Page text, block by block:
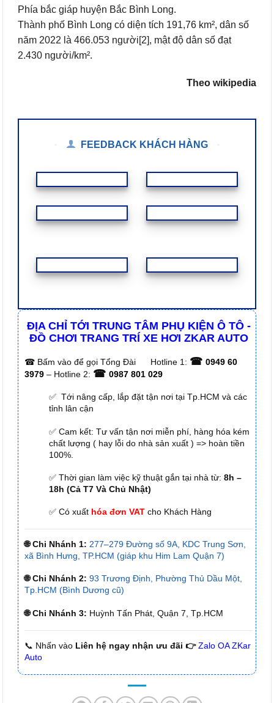
Phía bắc giáp huyện Bắc Bình Long.
Thành phố Bình Long có diện tích 191,76 km², dân số
năm 2022 là 466.053 người[2], mật độ dân số đạt
2.430 người/km².
Theo wikipedia
FEEDBACK KHÁCH HÀNG
ĐỊA CHỈ TỚI TRUNG TÂM PHỤ KIỆN Ô TÔ -
ĐỒ CHƠI TRANG TRÍ XE HƠI ZKAR AUTO
☎ Bấm vào để gọi Tổng Đài Hotline 1: ☎ 0949 60
3979 – Hotline 2: ☎ 0987 801 029
✅ Tới nâng cấp, lắp đặt tận nơi tại Tp.HCM và các
tỉnh lân cận
✅ Cam kết: Tư vấn tận nơi miễn phí, hàng hóa kém
chất lượng ( hay lỗi do nhà sản xuất ) => hoàn tiền
100%.
✅ Thời gian làm việc kỹ thuật gắn tại nhà từ: 8h –
18h (Cả T7 Và Chủ Nhật)
✅ Có xuất hóa đơn VAT cho Khách Hàng
🌐 Chi Nhánh 1: 277–279 Đường số 9A, KDC Trung Sơn,
xã Bình Hưng, TP.HCM (giáp khu Him Lam Quận 7)
🌐 Chi Nhánh 2: 93 Trương Định, Phường Thủ Dầu Một,
Tp.HCM (Bình Dương cũ)
🌐 Chi Nhánh 3: Huỳnh Tấn Phát, Quận 7, Tp.HCM
📞 Nhấn vào Liên hệ ngay nhận ưu đãi 👉 Zalo OA ZKar
Auto